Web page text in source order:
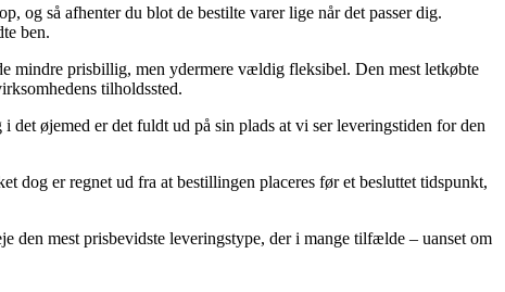
og så afhenter du blot de bestilte varer lige når det passer dig.
ben.
mindre prisbillig, men ydermere vældig fleksibel. Den mest letkøbte
tilholdssted.
øjemed er det fuldt ud på sin plads at vi ser leveringstiden for den
dog er regnet ud fra at bestillingen placeres før et besluttet tidspunkt,
den mest prisbevidste leveringstype, der i mange tilfælde – uanset om